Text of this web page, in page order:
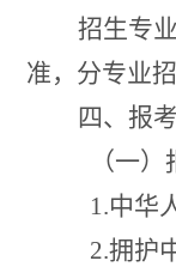
招生专
准，分专业
四、报
（一
1.中华
2.拥护